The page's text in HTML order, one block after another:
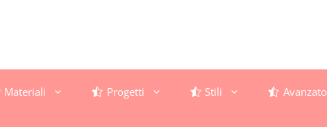
Materiali Progetti Stili Avanzato